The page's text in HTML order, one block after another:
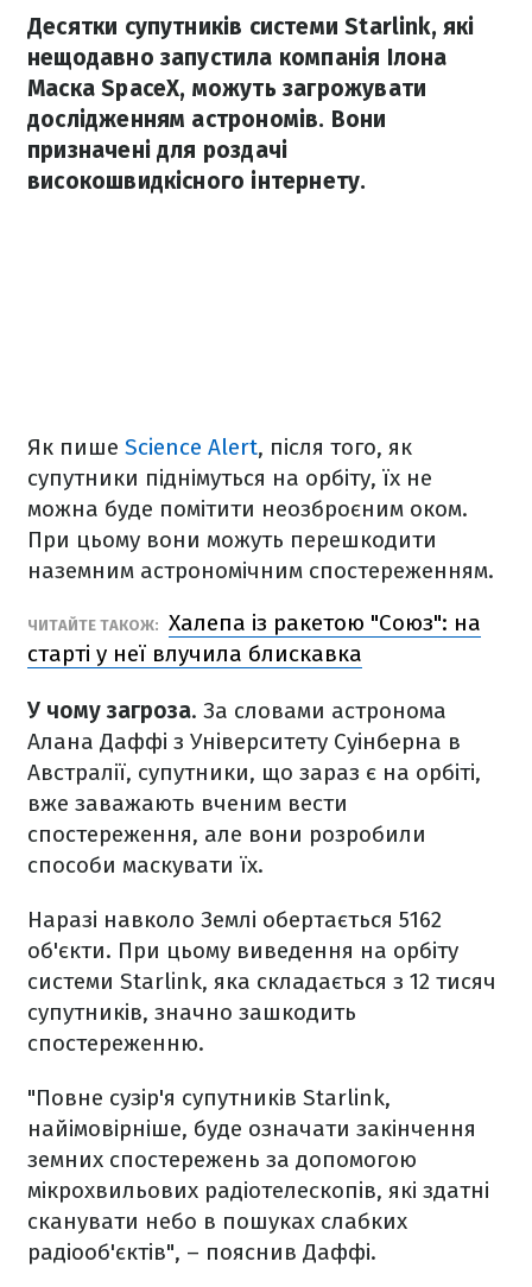
Десятки супутників системи Starlink, які
нещодавно запустила компанія Ілона
Маска SpaceX, можуть загрожувати
дослідженням астрономів. Вони
призначені для роздачі
високошвидкісного інтернету.
Як пише Science Alert, після того, як
супутники піднімуться на орбіту, їх не
можна буде помітити неозброєним оком.
При цьому вони можуть перешкодити
наземним астрономічним спостереженням.
ЧИТАЙТЕ ТАКОЖ: Халепа із ракетою "Союз": на
старті у неї влучила блискавка
У чому загроза. За словами астронома
Алана Даффі з Університету Суінберна в
Австралії, супутники, що зараз є на орбіті,
вже заважають вченим вести
спостереження, але вони розробили
способи маскувати їх.
Наразі навколо Землі обертається 5162
об'єкти. При цьому виведення на орбіту
системи Starlink, яка складається з 12 тисяч
супутників, значно зашкодить
спостереженню.
"Повне сузір'я супутників Starlink,
найімовірніше, буде означати закінчення
земних спостережень за допомогою
мікрохвильових радіотелескопів, які здатні
сканувати небо в пошуках слабких
радіооб'єктів", – пояснив Даффі.